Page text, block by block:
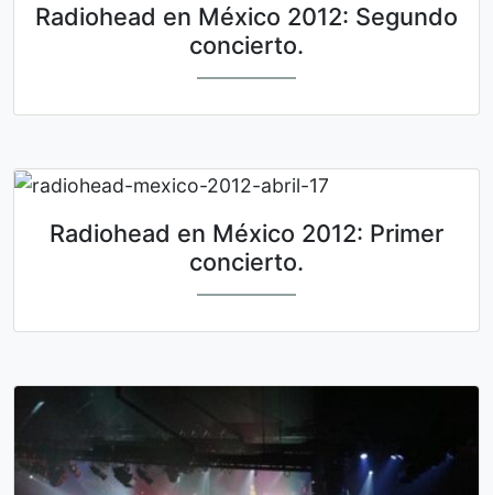
Radiohead en México 2012: Segundo
concierto.
Radiohead en México 2012: Primer
concierto.